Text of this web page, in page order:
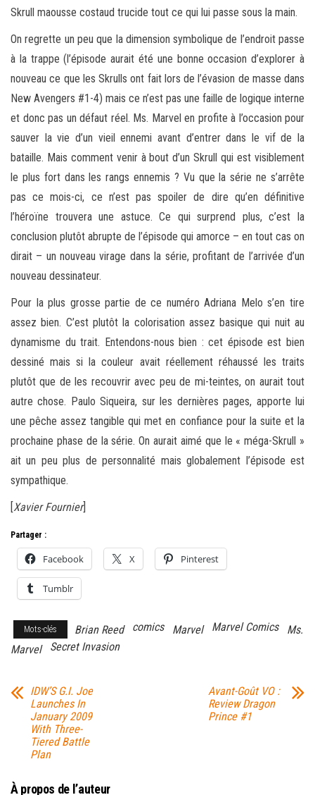
Skrull maousse costaud trucide tout ce qui lui passe sous la main.
On regrette un peu que la dimension symbolique de l’endroit passe
à la trappe (l’épisode aurait été une bonne occasion d’explorer à
nouveau ce que les Skrulls ont fait lors de l’évasion de masse dans
New Avengers #1-4) mais ce n’est pas une faille de logique interne
et donc pas un défaut réel. Ms. Marvel en profite à l’occasion pour
sauver la vie d’un vieil ennemi avant d’entrer dans le vif de la
bataille. Mais comment venir à bout d’un Skrull qui est visiblement
le plus fort dans les rangs ennemis ? Vu que la série ne s’arrête
pas ce mois-ci, ce n’est pas spoiler de dire qu’en définitive
l’héroïne trouvera une astuce. Ce qui surprend plus, c’est la
conclusion plutôt abrupte de l’épisode qui amorce – en tout cas on
dirait – un nouveau virage dans la série, profitant de l’arrivée d’un
nouveau dessinateur.
Pour la plus grosse partie de ce numéro Adriana Melo s’en tire
assez bien. C’est plutôt la colorisation assez basique qui nuit au
dynamisme du trait. Entendons-nous bien : cet épisode est bien
dessiné mais si la couleur avait réellement réhaussé les traits
plutôt que de les recouvrir avec peu de mi-teintes, on aurait tout
autre chose. Paulo Siqueira, sur les dernières pages, apporte lui
une pêche assez tangible qui met en confiance pour la suite et la
prochaine phase de la série. On aurait aimé que le « méga-Skrull »
ait un peu plus de personnalité mais globalement l’épisode est
sympathique.
[Xavier Fournier]
Partager :
Facebook X Pinterest
Tumblr
Mots-clés Brian Reed comics Marvel Marvel Comics
Ms.
Marvel
Secret Invasion
IDW’S G.I. Joe
Launches In
January 2009
With Three-
Tiered Battle
Plan
Avant-Goût VO :
Review Dragon
Prince #1
À propos de l’auteur